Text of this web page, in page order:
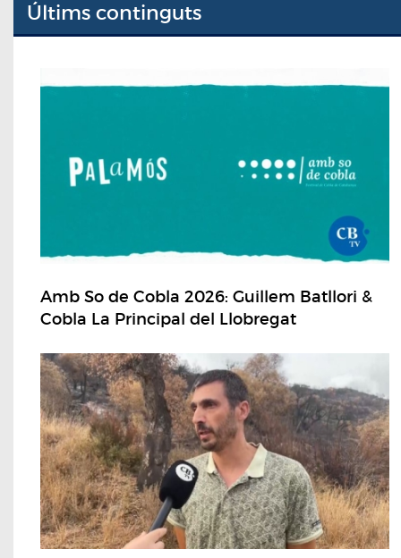
Últims continguts
Amb So de Cobla 2026: Guillem Batllori &
Cobla La Principal del Llobregat